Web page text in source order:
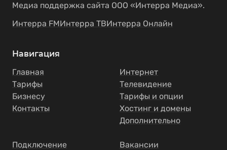
Медиа поддержка сайта ООО «Интерра Медиа».
Интерра FMИнтерра ТВИнтерра Онлайн
Навигация
Главная
Тарифы
Бизнесу
Контакты
Интернет
Телевидение
Тарифы и опции
Хостинг и домены
Дополнительно
Подключение
Вакансии